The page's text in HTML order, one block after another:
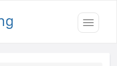
Toggle